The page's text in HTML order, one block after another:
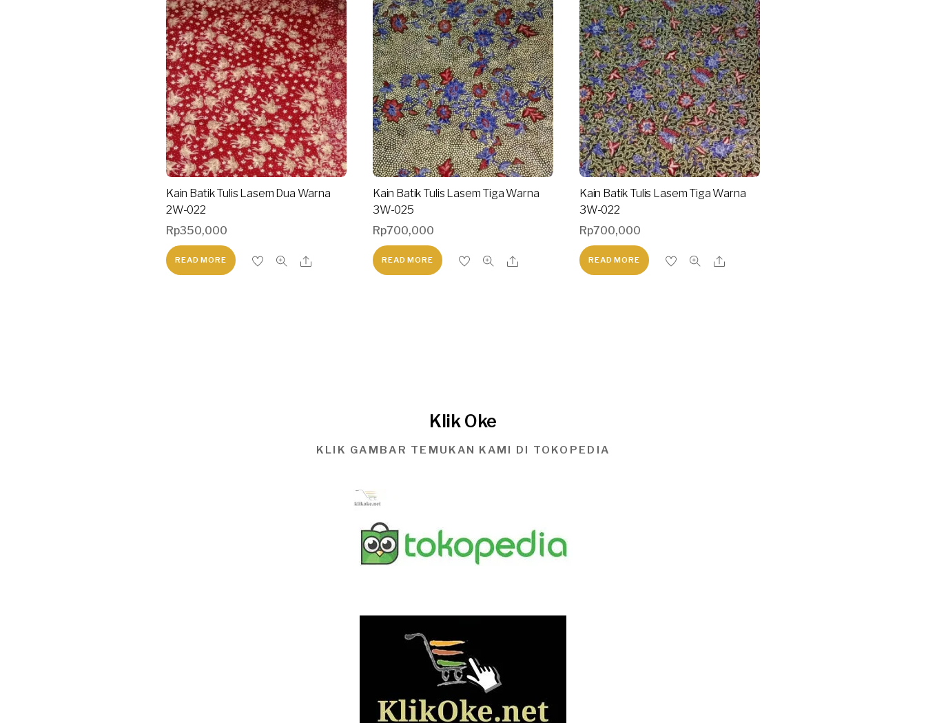
Kain Batik Tulis Lasem Dua Warna
2W-022
Rp350,000
READ MORE
Kain Batik Tulis Lasem Tiga Warna
3W-025
Rp700,000
READ MORE
Kain Batik Tulis Lasem Tiga Warna
3W-022
Rp700,000
READ MORE
Klik Oke
KLIK GAMBAR TEMUKAN KAMI DI TOKOPEDIA